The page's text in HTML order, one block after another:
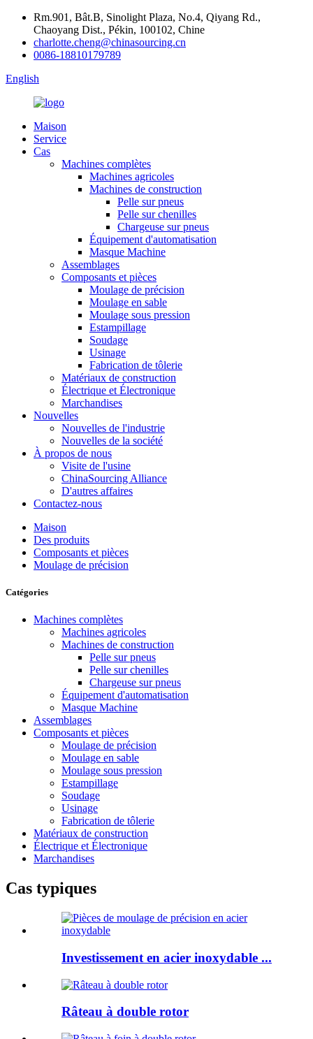
Rm.901, Bât.B, Sinolight Plaza, No.4, Qiyang Rd.,
Chaoyang Dist., Pékin, 100102, Chine
charlotte.cheng@chinasourcing.cn
0086-18810179789
English
Maison
Service
Cas
Machines complètes
Machines agricoles
Machines de construction
Pelle sur pneus
Pelle sur chenilles
Chargeuse sur pneus
Équipement d'automatisation
Masque Machine
Assemblages
Composants et pièces
Moulage de précision
Moulage en sable
Moulage sous pression
Estampillage
Soudage
Usinage
Fabrication de tôlerie
Matériaux de construction
Électrique et Électronique
Marchandises
Nouvelles
Nouvelles de l'industrie
Nouvelles de la société
À propos de nous
Visite de l'usine
ChinaSourcing Alliance
D'autres affaires
Contactez-nous
Maison
Des produits
Composants et pièces
Moulage de précision
Catégories
Machines complètes
Machines agricoles
Machines de construction
Pelle sur pneus
Pelle sur chenilles
Chargeuse sur pneus
Équipement d'automatisation
Masque Machine
Assemblages
Composants et pièces
Moulage de précision
Moulage en sable
Moulage sous pression
Estampillage
Soudage
Usinage
Fabrication de tôlerie
Matériaux de construction
Électrique et Électronique
Marchandises
Cas typiques
Investissement en acier inoxydable ...
Râteau à double rotor